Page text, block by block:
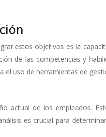
estos objetivos es la
de las competencias y
uso de herramientas de
actual de los empleados.
es crucial para